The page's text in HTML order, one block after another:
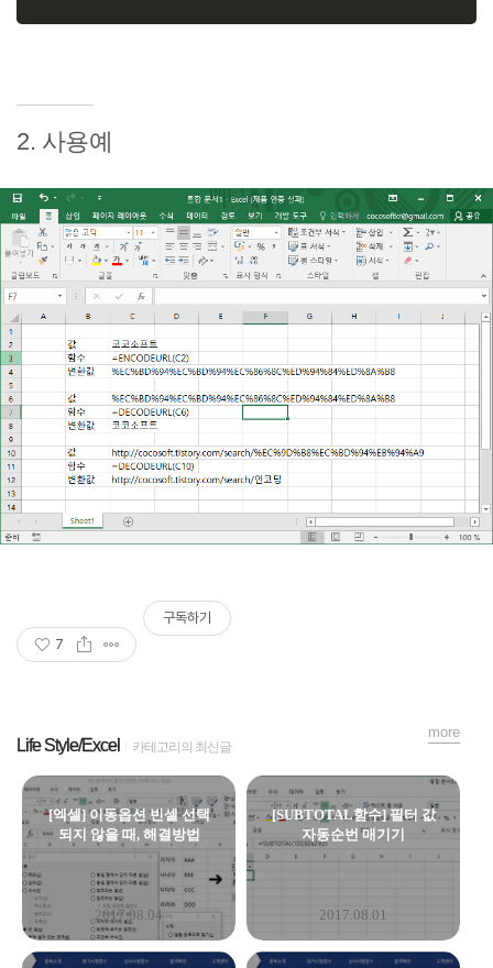
2. 사용예
7
구독하기
Life Style/Excel 카테고리의 최신글
[엑셀] 이동옵션 빈셀 선택
되지 않을 때, 해결방법
2017.08.04
[SUBTOTAL함수] 필터 값
자동순번 매기기
2017.08.01
more